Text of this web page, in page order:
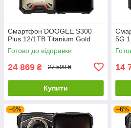
Смартфон DOOGEE S300
Plus 12/1TB Titanium Gold
Готово до відправки
24 869 ₴ 27 599 ₴
Купити
5G
14
–6% –6%